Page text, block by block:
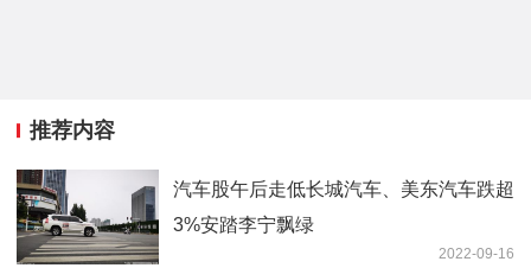
推荐内容
汽车股午后走低长城汽车、美东汽车跌超
3%安踏李宁飘绿
2022-09-16